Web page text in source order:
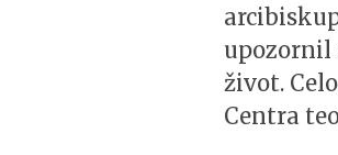
upozornil
život.
Centra